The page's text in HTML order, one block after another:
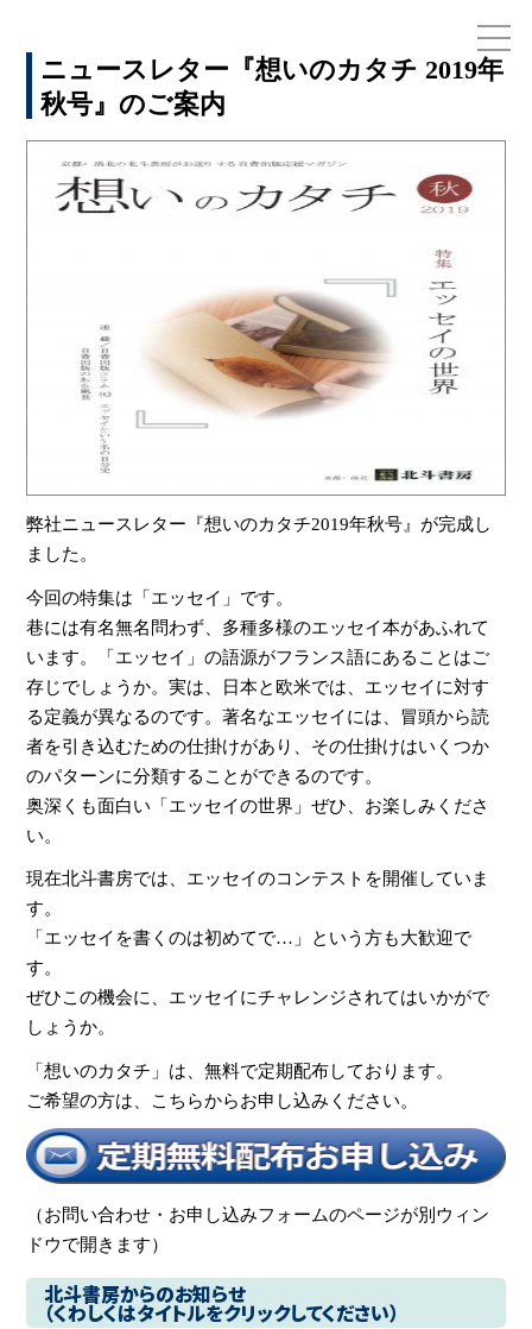
ニュースレター『想いのカタチ 2019年
秋号』のご案内
弊社ニュースレター『想いのカタチ2019年秋号』が完成し
ました。
今回の特集は「エッセイ」です。
巷には有名無名問わず、多種多様のエッセイ本があふれて
います。「エッセイ」の語源がフランス語にあることはご
存じでしょうか。実は、日本と欧米では、エッセイに対す
る定義が異なるのです。著名なエッセイには、冒頭から読
者を引き込むための仕掛けがあり、その仕掛けはいくつか
のパターンに分類することができるのです。
奥深くも面白い「エッセイの世界」ぜひ、お楽しみくださ
い。
現在北斗書房では、エッセイのコンテストを開催していま
す。
「エッセイを書くのは初めてで…」という方も大歓迎で
す。
ぜひこの機会に、エッセイにチャレンジされてはいかがで
しょうか。
「想いのカタチ」は、無料で定期配布しております。
ご希望の方は、こちらからお申し込みください。
（お問い合わせ・お申し込みフォームのページが別ウィン
ドウで開きます）
北斗書房からのお知らせ
（くわしくはタイトルをクリックしてください）
お電話でのお問い合わせ
075-791-6125